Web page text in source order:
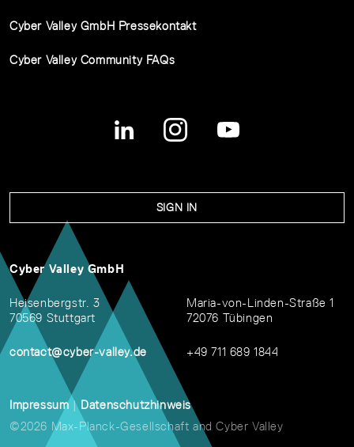
Cyber Valley GmbH Pressekontakt
Cyber Valley Community FAQs
SIGN IN
Cyber Valley GmbH
Heisenbergstr. 3
70569 Stuttgart
contact@cyber-valley.de
Maria-von-Linden-Straße 1
72076 Tübingen
+49 711 689 1844
Impressum | Datenschutzhinweis
©2026 Max-Planck-Gesellschaft and Cyber Valley